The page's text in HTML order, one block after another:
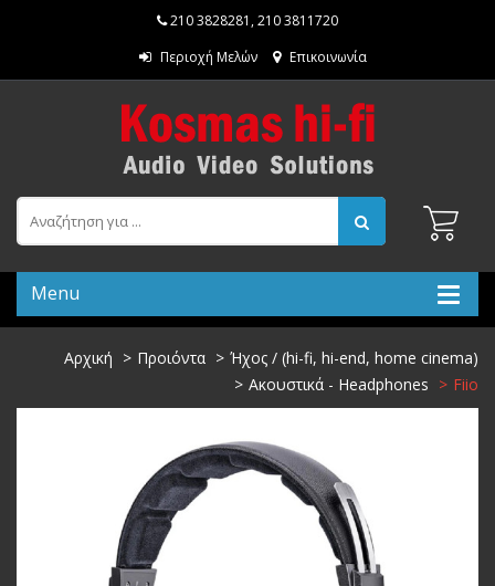
210 3828281 ,210 3811720
Περιοχή Μελών
Επικοινωνία
Menu
Αρχική Προιόντα
Ήχος / (hi-fi, hi-end, home cinema)
Ακουστικά - Headphones
Fiio